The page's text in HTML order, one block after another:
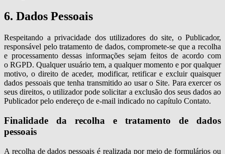
6. Dados Pessoais
Respeitando a privacidade dos utilizadores do site, o Publicador,
responsável pelo tratamento de dados, compromete-se que a recolha
e processamento dessas informações sejam feitos de acordo com
o RGPD. Qualquer usuário tem, a qualquer momento e por qualquer
motivo, o direito de aceder, modificar, retificar e excluir quaisquer
dados pessoais que tenha transmitido ao usar o Site. Para exercer os
seus direitos, o utilizador pode solicitar a exclusão dos seus dados ao
Publicador pelo endereço de e-mail indicado no capítulo Contato.
Finalidade da recolha e tratamento de dados
pessoais
A recolha de dados pessoais é realizada por meio de formulários ou